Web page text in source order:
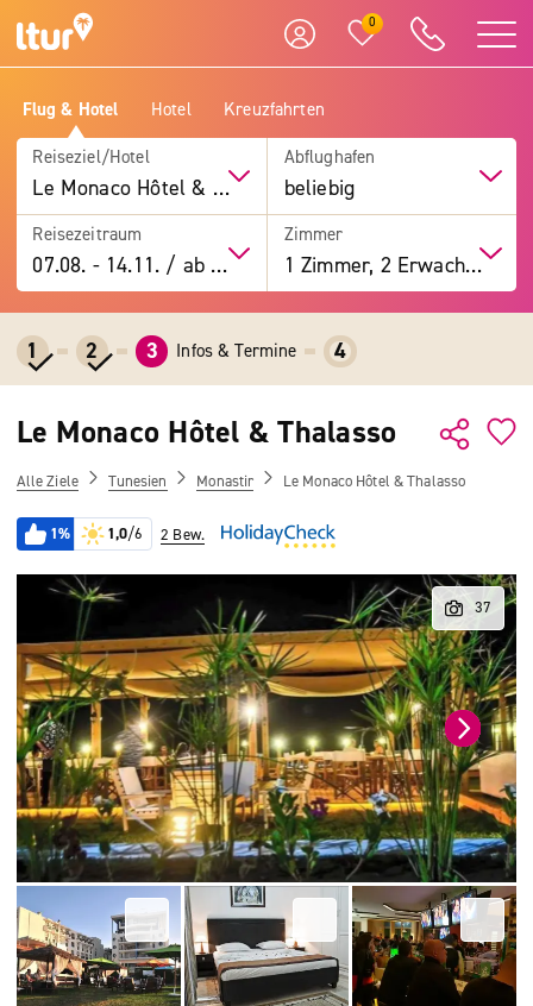
0
Flug & Hotel Hotel Kreuzfahrten
Reiseziel/Hotel
Le Monaco Hôtel & Thalasso
Abflughafen
beliebig
Reisezeitraum
07.08. -14.11. / ab 7 Tage
Zimmer
1 Zimmer, 2 Erwachsene
1 2 3 Infos & Termine 4
Le Monaco Hôtel & Thalasso
Alle Ziele Tunesien Monastir Le Monaco Hôtel & Thalasso
1% 1,0/6 2 Bew.